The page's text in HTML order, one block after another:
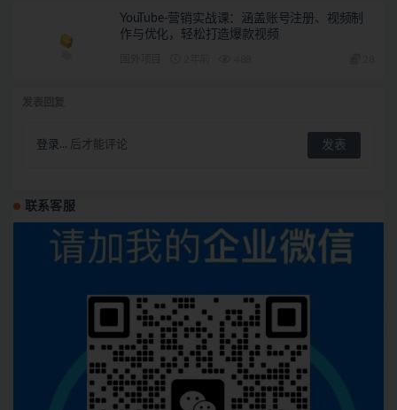
YouTube-营销实战课：涵盖账号注册、视频制
作与优化，轻松打造爆款视频
登录... 后才能评论
联系客服